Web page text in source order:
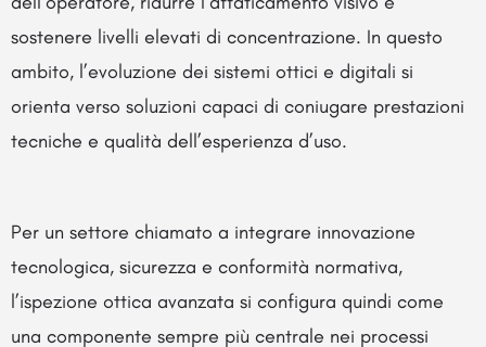
sostenere livelli elevati di concentrazione. In questo
ambito, l’evoluzione dei sistemi ottici e digitali si
orienta verso soluzioni capaci di coniugare prestazioni
tecniche e qualità dell’esperienza d’uso.
Per un settore chiamato a integrare innovazione
tecnologica, sicurezza e conformità normativa,
l’ispezione ottica avanzata si configura quindi come
una componente sempre più centrale nei processi